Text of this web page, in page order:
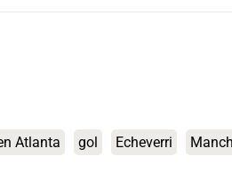
Atlanta gol Echeverri